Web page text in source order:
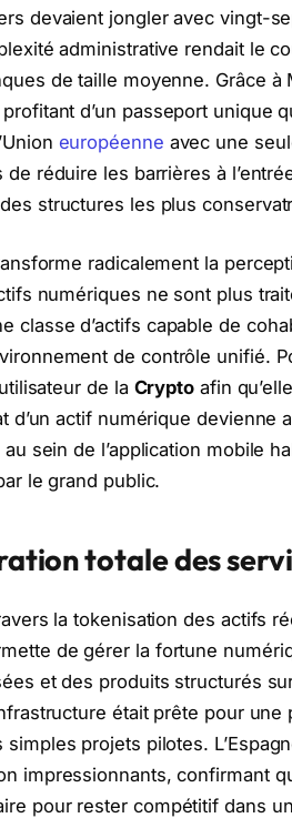
devaient jongler avec vingt-
administrative rendait le
de taille moyenne. Grâce
d’un passeport unique
européenne avec une
réduire les barrières à
structures les plus
radicalement la
numériques ne sont plus
classe d’actifs capable de
de contrôle unifié.
de la Crypto afin
d’un actif numérique
sein de l’application mobile
le grand public.
totale des
la tokenisation des actifs
de gérer la fortune
et des produits structurés
était prête pour
projets pilotes.
impressionnants, confirmant
pour rester compétitif dans